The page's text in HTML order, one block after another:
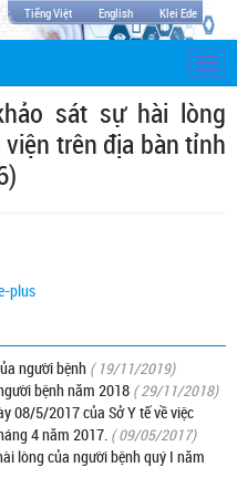
Tiếng Việt English Klei Ede
sát sự hài lòng
trên địa bàn tỉnh
plus
người bệnh ( 19/11/2019)
bệnh năm 2018 ( 29/11/2018)
08/5/2017 của Sở Y tế về việc
4 năm 2017. ( 09/05/2017)
lòng của người bệnh quý I năm